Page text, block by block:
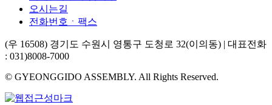
오시는길
전화번호ㆍ팩스
(우 16508) 경기도 수원시 영통구 도청로 32(이의동) | 대표전화
: 031)8008-7000
© GYEONGGIDO ASSEMBLY. All Rights Reserved.